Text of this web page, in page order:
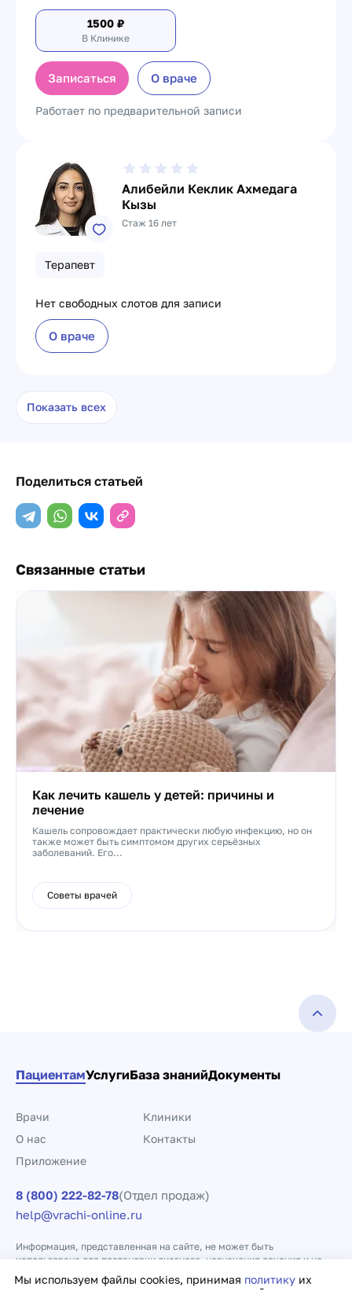
1500 ₽
В Клинике
Записаться О враче
Работает по предварительной записи
Алибейли Кеклик Ахмедага
Кызы
Стаж 16 лет
Терапевт
Нет свободных слотов для записи
О враче
Показать всех
Поделиться статьей
Связанные статьи
Как лечить кашель у детей: причины и
лечение
Кашель сопровождает практически любую инфекцию, но он
также может быть симптомом других серьёзных
заболеваний. Его...
Советы врачей
Мы используем файлы cookies, принимая политику их
ПациентамУслугиБаза знанийДокументы
Врачи
Клиники
О нас
Контакты
Приложение
8 (800) 222-82-78(Отдел продаж)
help@vrachi-online.ru
Информация, представленная на сайте, не может быть
использована для постановки диагноза, назначения лечения и не
заменяет прием врача.